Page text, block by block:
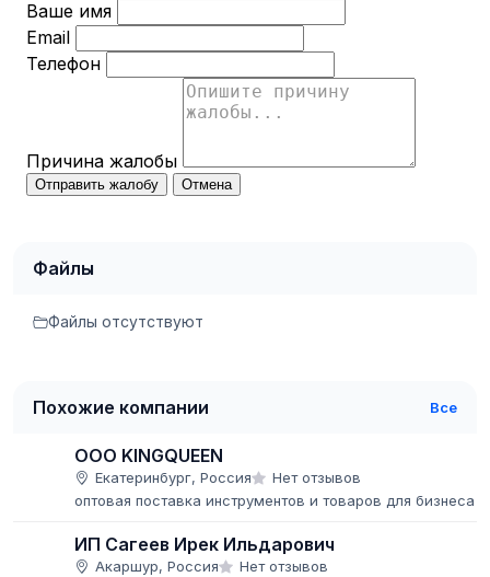
Ваше имя
Email
Телефон
Причина жалобы
Отправить жалобу Отмена
Файлы
Файлы отсутствуют
Похожие компании Все
ООО KINGQUEEN
Екатеринбург, Россия
Нет отзывов
оптовая поставка инструментов и товаров для бизнеса
ИП Сагеев Ирек Ильдарович
Акаршур, Россия
Нет отзывов